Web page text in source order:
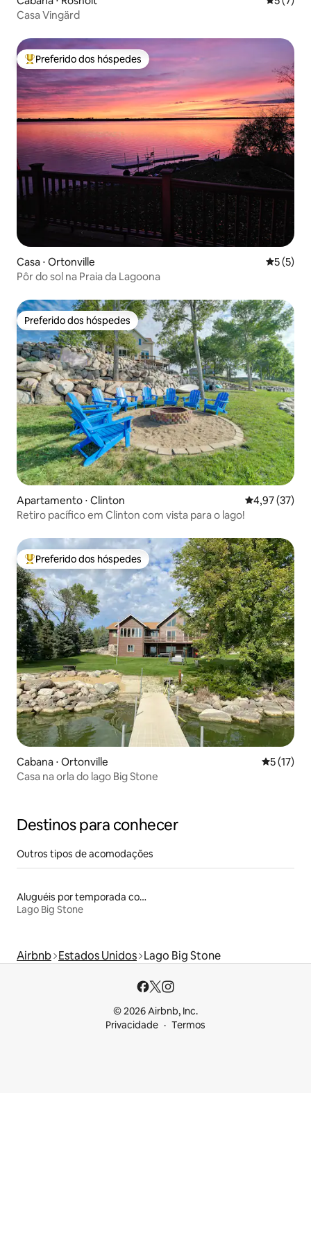
Casa Vingärd
Entre os melhores preferidos dos hóspedes
Preferido dos hóspedes
Casa ⋅ Ortonville 5 de
5 (5)
Pôr do sol na Praia da Lagoona
Preferido dos hóspedes
Preferido dos hóspedes
Apartamento ⋅ Clinton 4,97 de uma
4,97 (37)
Retiro pacífico em Clinton com vista para o lago!
Entre os melhores preferidos dos hóspedes
Preferido dos hóspedes
Cabana ⋅ Ortonville 5 de uma
5 (17)
Casa na orla do lago Big Stone
Destinos para conhecer
Outros tipos de acomodações
Aluguéis por temporada com acesso ao lago
Lago Big Stone
Airbnb Estados Unidos Lago Big Stone
© 2026 Airbnb, Inc.
Privacidade
Termos